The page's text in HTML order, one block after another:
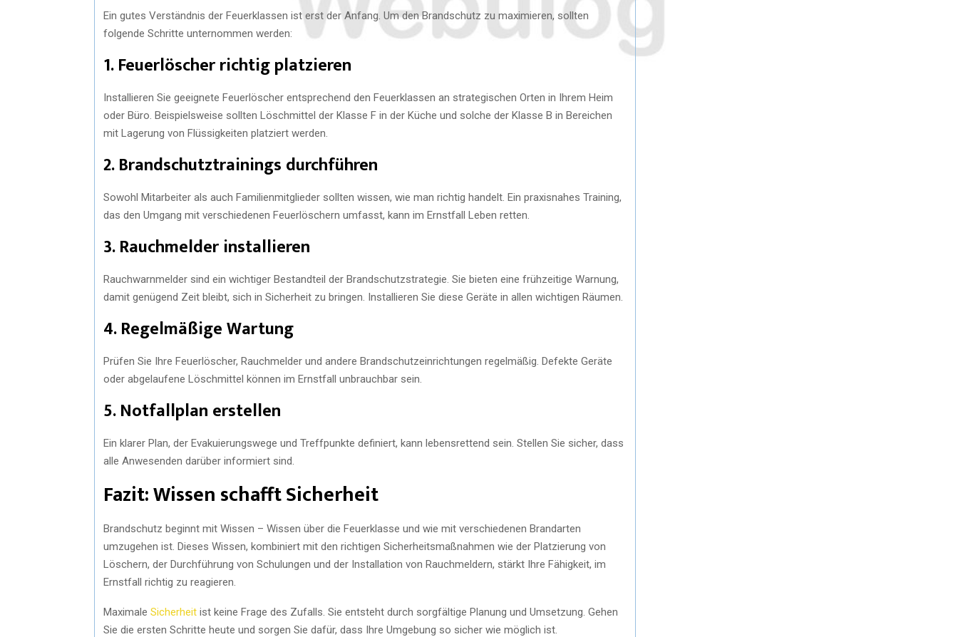
Ein gutes Verständnis der Feuerklassen ist erst der Anfang. Um den Brandschutz zu maximieren, sollten
folgende Schritte unternommen werden:
1. Feuerlöscher richtig platzieren
Installieren Sie geeignete Feuerlöscher entsprechend den Feuerklassen an strategischen Orten in Ihrem Heim
oder Büro. Beispielsweise sollten Löschmittel der Klasse F in der Küche und solche der Klasse B in Bereichen
mit Lagerung von Flüssigkeiten platziert werden.
2. Brandschutztrainings durchführen
Sowohl Mitarbeiter als auch Familienmitglieder sollten wissen, wie man richtig handelt. Ein praxisnahes Training,
das den Umgang mit verschiedenen Feuerlöschern umfasst, kann im Ernstfall Leben retten.
3. Rauchmelder installieren
Rauchwarnmelder sind ein wichtiger Bestandteil der Brandschutzstrategie. Sie bieten eine frühzeitige Warnung,
damit genügend Zeit bleibt, sich in Sicherheit zu bringen. Installieren Sie diese Geräte in allen wichtigen Räumen.
4. Regelmäßige Wartung
Prüfen Sie Ihre Feuerlöscher, Rauchmelder und andere Brandschutzeinrichtungen regelmäßig. Defekte Geräte
oder abgelaufene Löschmittel können im Ernstfall unbrauchbar sein.
5. Notfallplan erstellen
Ein klarer Plan, der Evakuierungswege und Treffpunkte definiert, kann lebensrettend sein. Stellen Sie sicher, dass
alle Anwesenden darüber informiert sind.
Fazit: Wissen schafft Sicherheit
Brandschutz beginnt mit Wissen – Wissen über die Feuerklasse und wie mit verschiedenen Brandarten
umzugehen ist. Dieses Wissen, kombiniert mit den richtigen Sicherheitsmaßnahmen wie der Platzierung von
Löschern, der Durchführung von Schulungen und der Installation von Rauchmeldern, stärkt Ihre Fähigkeit, im
Ernstfall richtig zu reagieren.
Maximale Sicherheit ist keine Frage des Zufalls. Sie entsteht durch sorgfältige Planung und Umsetzung. Gehen
Sie die ersten Schritte heute und sorgen Sie dafür, dass Ihre Umgebung so sicher wie möglich ist.